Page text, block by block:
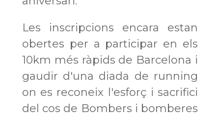
Les inscripcions encara estan
obertes per a participar en els
10km més ràpids de Barcelona i
gaudir d'una diada de running
on es reconeix l'esforç i sacrifici
del cos de Bombers i bomberes